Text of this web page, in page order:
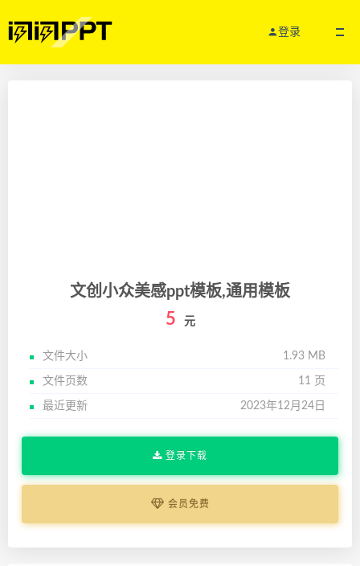
登录
文创小众美感ppt模板,通用模板
5 元
文件大小 1.93 MB
文件页数 11 页
最近更新 2023年12月24日
登录下载
会员免费